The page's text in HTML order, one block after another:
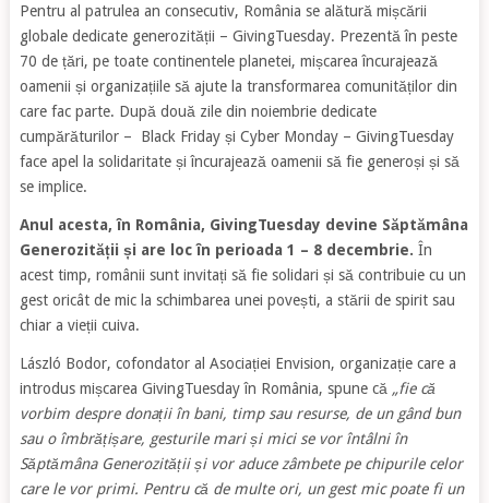
Pentru al patrulea an consecutiv, România se alătură mișcării
globale dedicate generozității – GivingTuesday. Prezentă în peste
70 de țări, pe toate continentele planetei, mișcarea încurajează
oamenii și organizațiile să ajute la transformarea comunităților din
care fac parte. După două zile din noiembrie dedicate
cumpărăturilor – Black Friday și Cyber Monday – GivingTuesday
face apel la solidaritate și încurajează oamenii să fie generoși și să
se implice.
Anul acesta, în România, GivingTuesday devine Săptămâna
Generozității și are loc în perioada 1 – 8 decembrie. În
acest timp, românii sunt invitați să fie solidari și să contribuie cu un
gest oricât de mic la schimbarea unei povești, a stării de spirit sau
chiar a vieții cuiva.
László Bodor, cofondator al Asociației Envision, organizație care a
introdus mișcarea GivingTuesday în România, spune că „fie că
vorbim despre donații în bani, timp sau resurse, de un gând bun
sau o îmbrățișare, gesturile mari și mici se vor întâlni în
Săptămâna Generozității și vor aduce zâmbete pe chipurile celor
care le vor primi. Pentru că de multe ori, un gest mic poate fi un